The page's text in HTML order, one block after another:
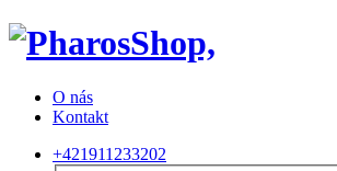
O nás
Kontakt
+421911233202